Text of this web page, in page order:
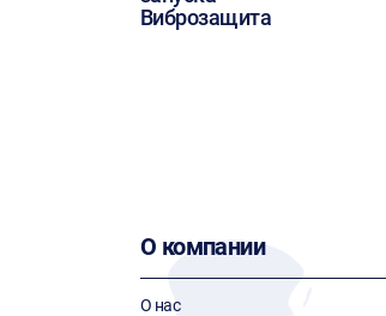
Виброзащита
О компании
О нас